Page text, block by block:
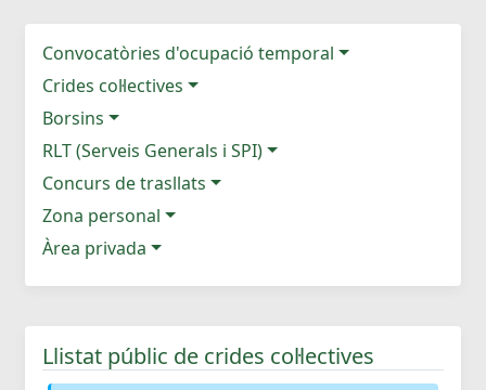
Convocatòries d'ocupació temporal
Crides col·lectives
Borsins
RLT (Serveis Generals i SPI)
Concurs de trasllats
Zona personal
Àrea privada
Llistat públic de crides col·lectives